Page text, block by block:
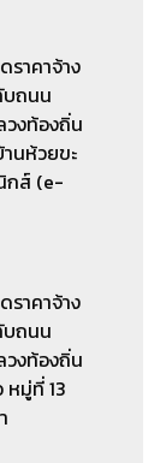
ราคาจ้าง
บถนน
งท้องถิ่น
นห้วยขะ
กส์ (e-
ราคาจ้าง
บถนน
งท้องถิ่น
มู่ที่ 13